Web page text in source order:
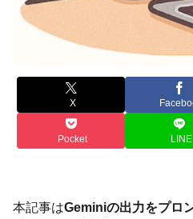
X
Pocket LINE
本記事はGeminiの出力をプロ